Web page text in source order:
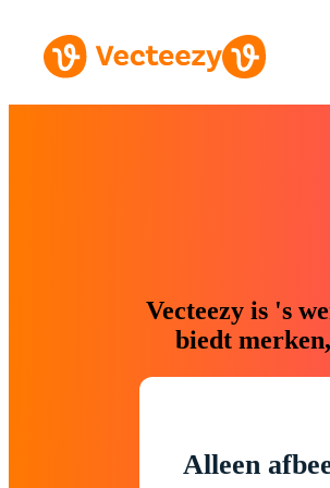
Vecteezy is 's
biedt
Alleen